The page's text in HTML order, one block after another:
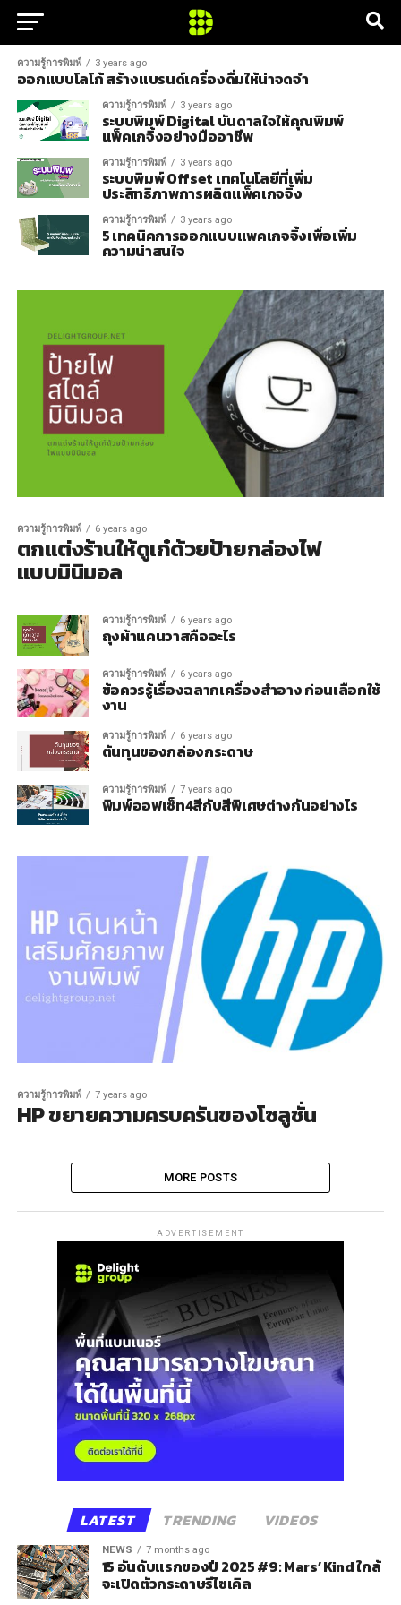
ความรู้การพิมพ์ 3 years ago
ออกแบบโลโก้ สร้างแบรนด์เครื่องดื่มให้น่าจดจำ
ความรู้การพิมพ์ 3 years ago
ระบบพิมพ์ Digital บันดาลใจให้คุณพิมพ์
แพ็คเกจิ้งอย่างมืออาชีพ
ความรู้การพิมพ์ 3 years ago
ระบบพิมพ์ Offset เทคโนโลยีที่เพิ่ม
ประสิทธิภาพการผลิตแพ็คเกจจิ้ง
ความรู้การพิมพ์ 3 years ago
5 เทคนิคการออกแบบแพคเกจจิ้งเพื่อเพิ่ม
ความน่าสนใจ
ความรู้การพิมพ์ 6 years ago
ตกแต่งร้านให้ดูเก๋ด้วยป้ายกล่องไฟ
แบบมินิมอล
ความรู้การพิมพ์ 6 years ago
ถุงผ้าแคนวาสคืออะไร
ความรู้การพิมพ์ 6 years ago
ข้อควรรู้เรื่องฉลากเครื่องสำอาง ก่อนเลือกใช้
งาน
ความรู้การพิมพ์ 6 years ago
ต้นทุนของกล่องกระดาษ
ความรู้การพิมพ์ 7 years ago
พิมพ์ออฟเซ็ท4สีกับสีพิเศษต่างกันอย่างไร
ความรู้การพิมพ์ 7 years ago
HP ขยายความครบครันของโซลูชั่น
MORE POSTS
ADVERTISEMENT
LATEST TRENDING VIDEOS
NEWS 7 months ago
15 อันดับแรกของปี 2025 #9: Mars’ Kind ใกล้
จะเปิดตัวกระดาษรีไซเคิล